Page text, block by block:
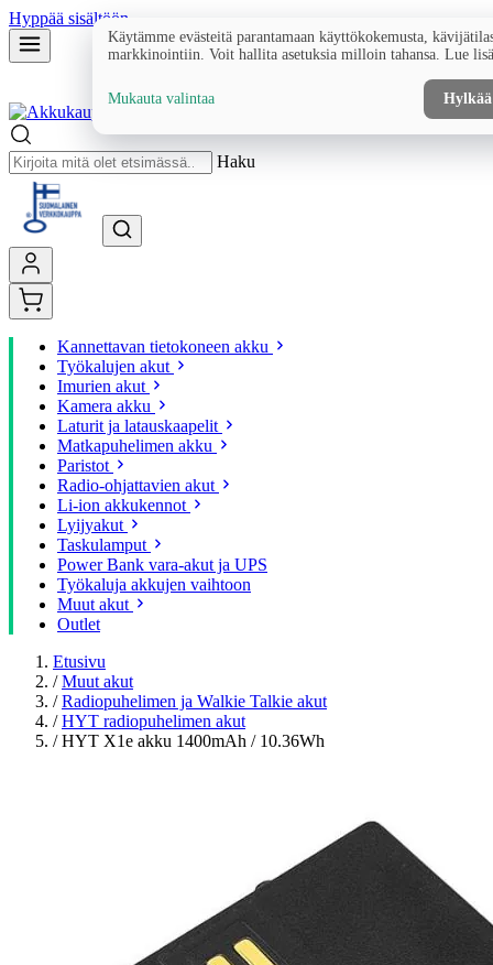
Hyppää sisältöön
Haku
Kannettavan tietokoneen akku
Työkalujen akut
Imurien akut
Kamera akku
Laturit ja latauskaapelit
Matkapuhelimen akku
Paristot
Radio-ohjattavien akut
Li-ion akkukennot
Lyijyakut
Taskulamput
Power Bank vara-akut ja UPS
Työkaluja akkujen vaihtoon
Muut akut
Outlet
Etusivu
/ Muut akut
/ Radiopuhelimen ja Walkie Talkie akut
/ HYT radiopuhelimen akut
/ HYT X1e akku 1400mAh / 10.36Wh
Käytämme evästeitä parantamaan käyttökokemusta,
markkinointiin. Voit hallita asetuksia milloin tahansa. Lue
Mukauta valintaa Hylkää